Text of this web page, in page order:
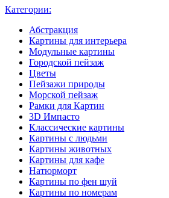
Категории:
Абстракция
Картины для интерьера
Модульные картины
Городской пейзаж
Цветы
Пейзажи природы
Морской пейзаж
Рамки для Картин
3D Импасто
Классические картины
Картины с людьми
Картины животных
Картины для кафе
Натюрморт
Картины по фен шуй
Картины по номерам